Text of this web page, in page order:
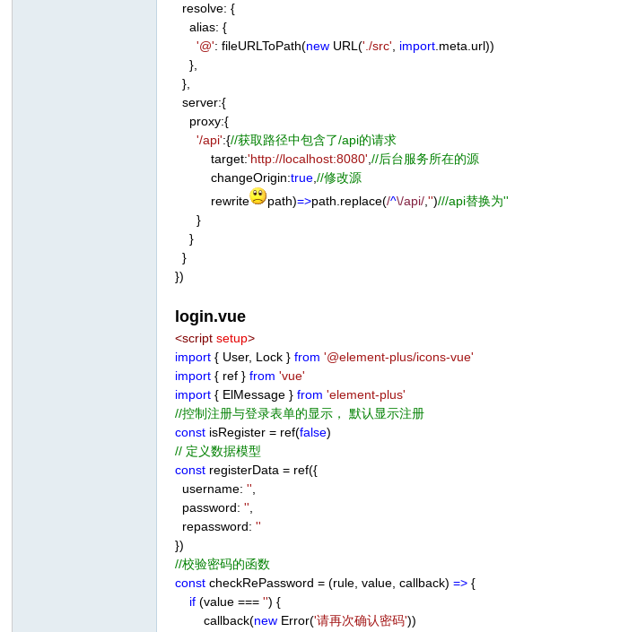
resolve: {
alias: {
'@': fileURLToPath(new URL('./src' import .meta.url))
},
},
server:{
proxy:{
'/api':{//获取路径中包含了/api的请求
target:'http://localhost:8080' ,//后台服务所在的源
changeOrigin:true ,//修改源
rewrite
path)=>path.replace(/^\/api/ ,'')///api替换为''
}
}
}
})
login.vue
<script setup>
import { User, Lock }from '@element-plus/icons-vue'
import { ref }from 'vue'
import { ElMessage }from 'element-plus'
//控制注册与登录表单的显示， 默认显示注册
const isRegister = ref(false)
// 定义数据模型
const registerData = ref({
username:''
password:''
repassword:''
})
//校验密码的函数
const checkRePassword = (rule, value, callback)=> {
if (value ==='') {
callback(new Error('请再次确认密码'))